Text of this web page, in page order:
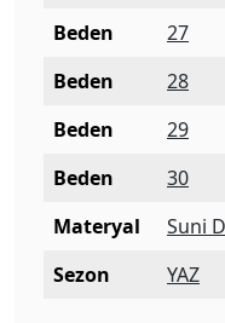
Beden
27
Beden
28
Beden
29
Beden
30
Materyal
Suni
Sezon
YAZ